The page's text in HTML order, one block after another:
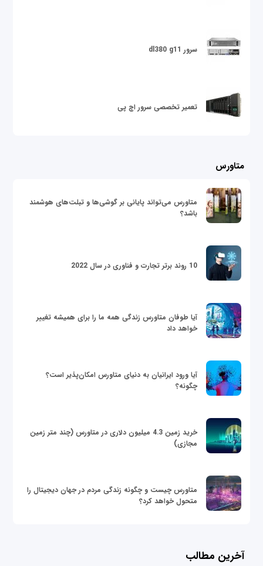
سرور dl380 g11
تعمیر تخصصی سرور اچ پی
متاورس
متاورس می‌تواند پایانی بر گوشی‌ها و تبلت‌های هوشمند
باشد؟
10 روند برتر تجارت و فناوری در سال 2022
آیا طوفان متاورس زندگی همه ما را برای همیشه تغییر
خواهد داد
آیا ورود ایرانیان به دنیای متاورس امکان‌پذیر است؟
چگونه؟
خرید زمین 4.3 میلیون دلاری در متاورس (چند متر زمین
مجازی)
متاورس چیست و چگونه زندگی مردم در جهان دیجیتال را
متحول خواهد کرد؟
آخرین مطالب